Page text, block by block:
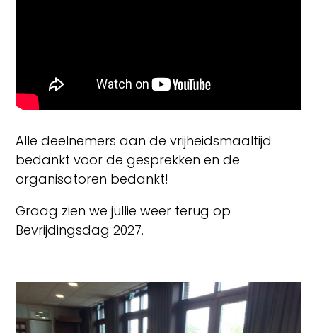
Alle deelnemers aan de vrijheidsmaaltijd
bedankt voor de gesprekken en de
organisatoren bedankt!
Graag zien we jullie weer terug op
Bevrijdingsdag 2027.